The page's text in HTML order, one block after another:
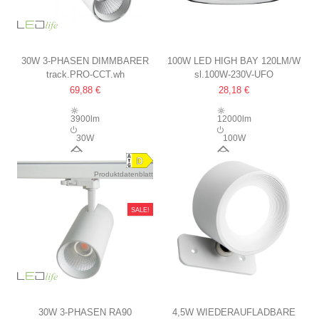
30W 3-PHASEN DIMMBARER
RA92 PRO-CCT
SCHIENENSTRAHLER
120LM/W, EINSTELLBARE CCT
+ HELLIGKEIT, 3900LM,
FLIMMERFREI
track.PRO-CCT.wh
69,88 €
3900lm
30W
100W LED HIGH BAY 120LM/W
90 GRAD, IP65
sl.100W-230V-UFO
28,18 €
12000lm
100W
Produktdatenblatt
SALE!
30W 3-PHASEN RA90
4,5W WIEDERAUFLADBARE